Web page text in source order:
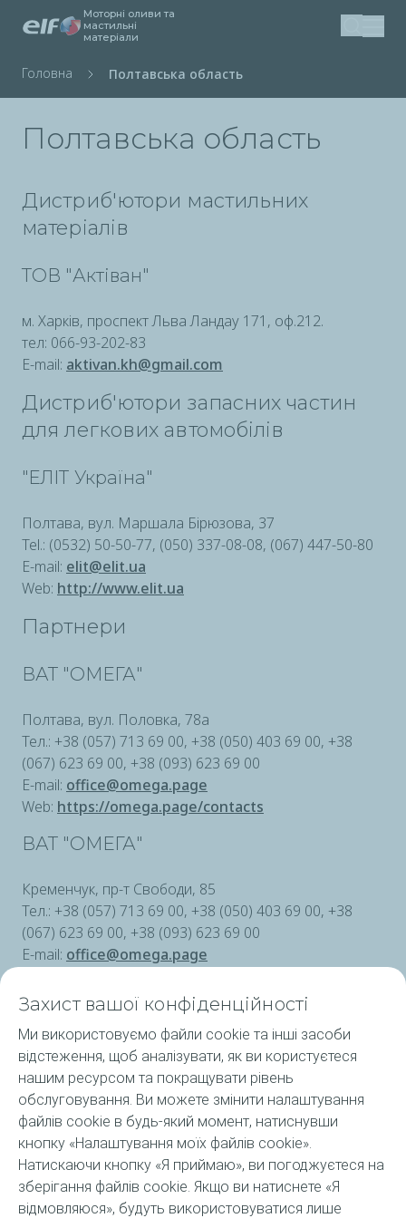
основного
Моторні оливи та
мастильні
матеріали
Пошук
Рядок
навіґації
Головна Полтавська область
Полтавська область
Дистриб'ютори мастильних
матеріалів
ТОВ "Актіван"
м. Харків, проспект Льва Ландау 171, оф.212.
тел: 066-93-202-83
E-mail: aktivan.kh@gmail.com
Дистриб'ютори запасних частин
для легкових автомобілів
"ЕЛІТ Україна"
Полтава, вул. Маршала Бірюзова, 37
Tel.: (0532) 50-50-77, (050) 337-08-08, (067) 447-50-80
E-mail: elit@elit.ua
Web: http://www.elit.ua
Партнери
ВАТ "ОМЕГА"
Полтава, вул. Половка, 78а
Тел.: +38 (057) 713 69 00, +38 (050) 403 69 00, +38
(067) 623 69 00, +38 (093) 623 69 00
E-mail: office@omega.page
Web: https://omega.page/contacts
ВАТ "ОМЕГА"
Кременчук, пр-т Свободи, 85
Тел.: +38 (057) 713 69 00, +38 (050) 403 69 00, +38
(067) 623 69 00, +38 (093) 623 69 00
E-mail: office@omega.page
Продукція ELF
Послуги
ELF в Україні та світі
Підібрати оливу ELF
Захист вашої конфіденційності
Ми використовуємо файли cookie та інші засоби
відстеження, щоб аналізувати, як ви користуєтеся
нашим ресурсом та покращувати рівень
обслуговування. Ви можете змінити налаштування
файлів cookie в будь-який момент, натиснувши
кнопку «Налаштування моїх файлів cookie».
Натискаючи кнопку «Я приймаю», ви погоджуєтеся на
зберігання файлів cookie. Якщо ви натиснете «Я
відмовляюся», будуть використовуватися лише